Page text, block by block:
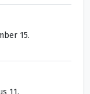
15.
11.